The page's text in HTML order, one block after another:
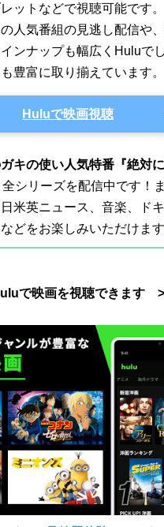
ットなどで視聴可能です。
人気番組の見逃し配信や
ンナップも幅広くHuluで
豊富に取り揃えています。
Huluで映画視聴
キの使い人気特番『絶対
全シリーズを配信中です！
米英ニュース、音楽、ド
どをお楽しみいただけます
で映画を視聴できます